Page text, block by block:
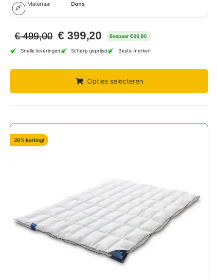
Materiaal Dons
€499,00 € 399,20 Bespaar €99,80
Snelle leveringen Scherp geprijsd Beste merken
Opties selecteren
20% korting!